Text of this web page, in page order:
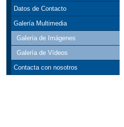
Datos de Contacto
Galería Multimedia
Galería de Imágenes
Galería de Vídeos
Contacta con nosotros